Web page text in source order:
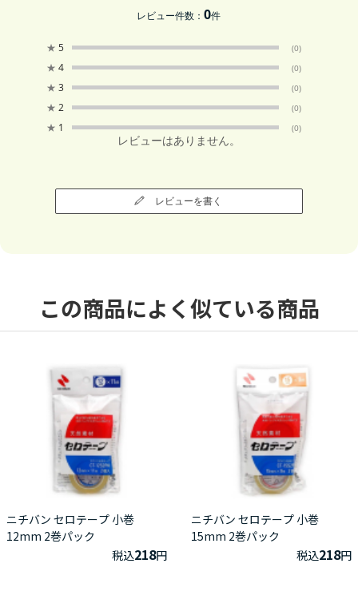
レビュー件数：0件
★ 5 (0)
★ 4 (0)
★ 3 (0)
★ 2 (0)
★ 1 (0)
レビューはありません。
レビューを書く
この商品によく似ている商品
ニチバン セロテープ 小巻
12mm 2巻パック
税込218円
ニチバン セロテープ 小巻
15mm 2巻パック
税込218円